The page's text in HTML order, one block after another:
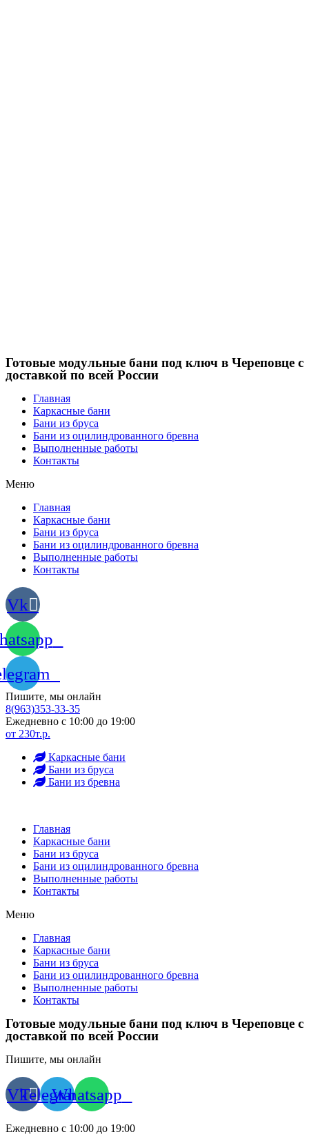
Готовые модульные бани под ключ в Череповце с
доставкой по всей России
Главная
Каркасные бани
Бани из бруса
Бани из оцилиндрованного бревна
Выполненные работы
Контакты
Меню
Главная
Каркасные бани
Бани из бруса
Бани из оцилиндрованного бревна
Выполненные работы
Контакты
Vk
Пишите, мы онлайн
8(963)353-33-35
Ежедневно с 10:00 до 19:00
от 230т.р.
Каркасные бани
Бани из бруса
Бани из бревна
Главная
Каркасные бани
Бани из бруса
Бани из оцилиндрованного бревна
Выполненные работы
Контакты
Меню
Главная
Каркасные бани
Бани из бруса
Бани из оцилиндрованного бревна
Выполненные работы
Контакты
Готовые модульные бани под ключ в Череповце с
доставкой по всей России
Пишите, мы онлайн
VkTelegramWhatsapp
Ежедневно с 10:00 до 19:00